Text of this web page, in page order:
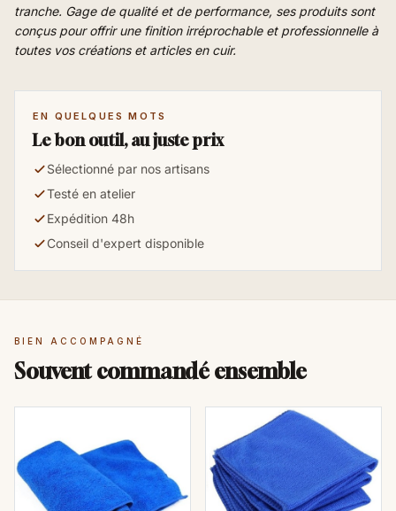
tranche. Gage de qualité et de performance, ses produits sont
conçus pour offrir une finition irréprochable et professionnelle à
toutes vos créations et articles en cuir.
EN QUELQUES MOTS
Le bon outil, au juste prix
Sélectionné par nos artisans
Testé en atelier
Expédition 48h
Conseil d'expert disponible
BIEN ACCOMPAGNÉ
Souvent commandé ensemble